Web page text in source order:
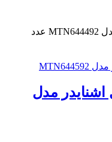
۸ کانال اشنایدر مدل